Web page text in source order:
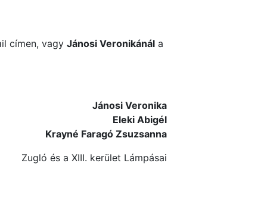
címen, vagy Jánosi Veronikánál a
Jánosi Veronika
Eleki Abigél
Krayné Faragó Zsuzsanna
Zugló és a XIII. kerület Lámpásai